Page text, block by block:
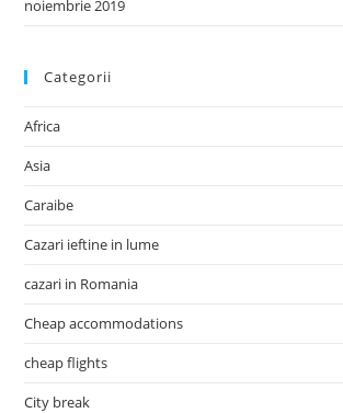
noiembrie 2019
Categorii
Africa
Asia
Caraibe
Cazari ieftine in lume
cazari in Romania
Cheap accommodations
cheap flights
City break